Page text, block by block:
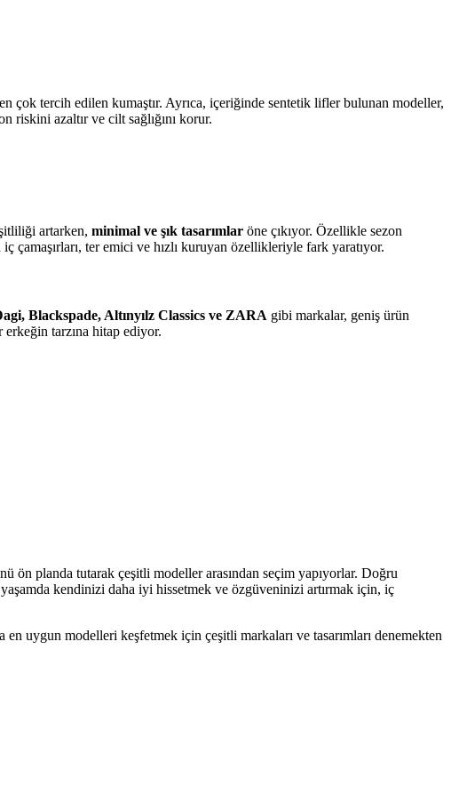
çok tercih edilen kumaştır. Ayrıca, içeriğinde sentetik lifler bulunan modeller,
riskini azaltır ve cilt sağlığını korur.
artarken, minimal ve şık tasarımlar öne çıkıyor. Özellikle sezon
iç çamaşırları, ter emici ve hızlı kuruyan özellikleriyle fark yaratıyor.
Blackspade, Altınyılz Classics ve ZARA gibi markalar, geniş ürün
tarzına hitap ediyor.
ön planda tutarak çeşitli modeller arasından seçim yapıyorlar. Doğru
kendinizi daha iyi hissetmek ve özgüveninizi artırmak için, iç
en uygun modelleri keşfetmek için çeşitli markaları ve tasarımları denemekten